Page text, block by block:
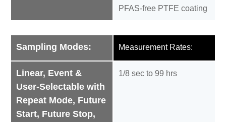
PFAS-free PTFE coating
Sampling Modes:
Linear, Event &
User-Selectable with
Repeat Mode, Future
Start, Future Stop,
Measurement Rates:
1/8 sec to 99 hrs